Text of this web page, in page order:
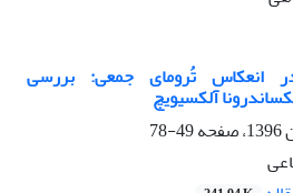
انعکاس تُرومای جمعی: بررسی
آلکسیویچ
49-78